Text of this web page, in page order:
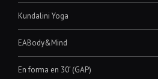
Kundalini Yoga
EABody&Mind
En forma en 30′ (GAP)